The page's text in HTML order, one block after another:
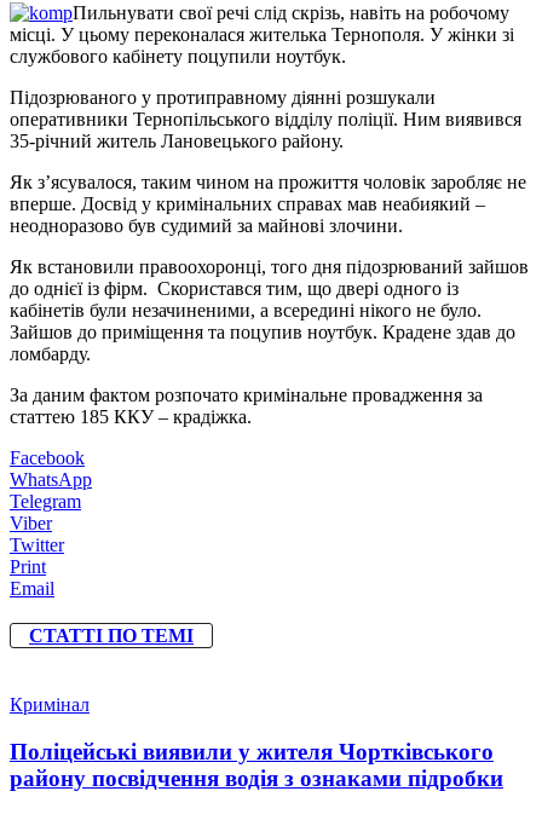
Пильнувати свої речі слід скрізь, навіть на робочому
місці. У цьому переконалася жителька Тернополя. У жінки зі
службового кабінету поцупили ноутбук.
Підозрюваного у протиправному діянні розшукали
оперативники Тернопільського відділу поліції. Ним виявився
35-річний житель Лановецького району.
Як з’ясувалося, таким чином на прожиття чоловік заробляє не
вперше. Досвід у кримінальних справах мав неабиякий –
неодноразово був судимий за майнові злочини.
Як встановили правоохоронці, того дня підозрюваний зайшов
до однієї із фірм. Скористався тим, що двері одного із
кабінетів були незачиненими, а всередині нікого не було.
Зайшов до приміщення та поцупив ноутбук. Крадене здав до
ломбарду.
За даним фактом розпочато кримінальне провадження за
статтею 185 ККУ – крадіжка.
Facebook
WhatsApp
Telegram
Viber
Twitter
Print
Email
СТАТТІ ПО ТЕМІ
Кримінал
Поліцейські виявили у жителя Чортківського
району посвідчення водія з ознаками підробки